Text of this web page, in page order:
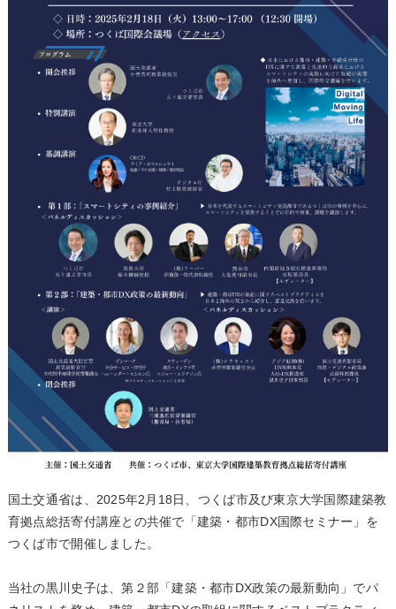
国土交通省は、2025年2月18日、つくば市及び東京大学国際建築教
育拠点総括寄付講座との共催で「建築・都市DX国際セミナー」を
つくば市で開催しました。
当社の黒川史子は、第２部「建築・都市DX政策の最新動向」でパ